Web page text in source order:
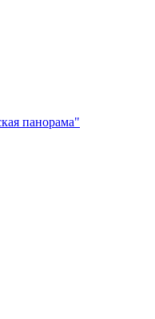
панорама"